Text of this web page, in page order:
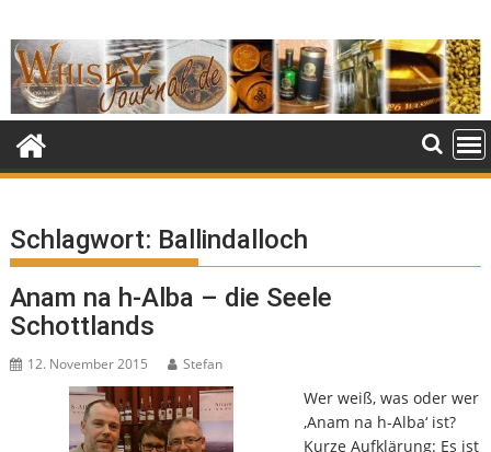
to
content
Schlagwort: Ballindalloch
Anam na h-Alba – die Seele
Schottlands
12. November 2015 Stefan
Wer weiß, was oder wer
‚Anam na h-Alba‘ ist?
Kurze Aufklärung: Es ist